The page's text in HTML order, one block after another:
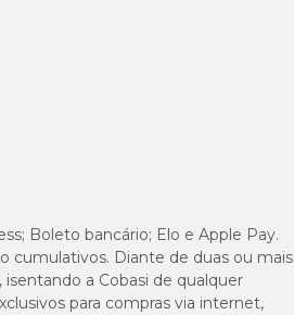
Boleto bancário; Elo e Apple Pay.
cumulativos. Diante de duas ou mais
a Cobasi de qualquer
para compras via internet,